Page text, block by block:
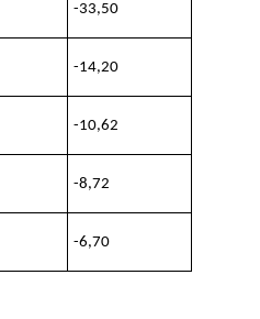
-33,50
-14,20
-10,62
-8,72
-6,70